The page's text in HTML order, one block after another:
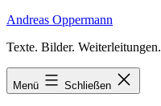
Zum
springen
Andreas Oppermann
Texte. Bilder. Weiterleitungen.
Menü Schließen